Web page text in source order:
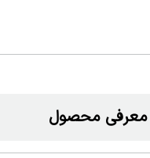
معرفی محصول